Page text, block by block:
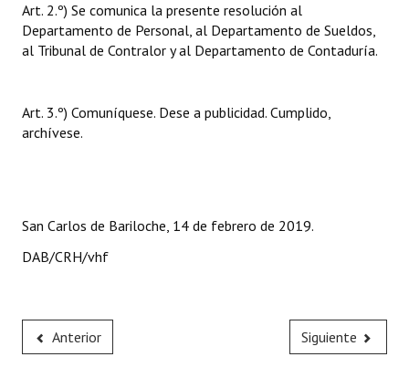
Antiguos Pobladores
Noticias Destacadas
Datos Históricos
Ciudadano Ilustre - Registro
Banca del Vecino - Registro
Art. 2.º) Se comunica la presente resolución al
Departamento de Personal, al Departamento de Sueldos,
al Tribunal de Contralor y al Departamento de Contaduría.
Art. 3.º) Comuníquese. Dese a publicidad. Cumplido,
archívese.
San Carlos de Bariloche, 14 de febrero de 2019.
DAB/CRH/vhf
Anterior Siguiente